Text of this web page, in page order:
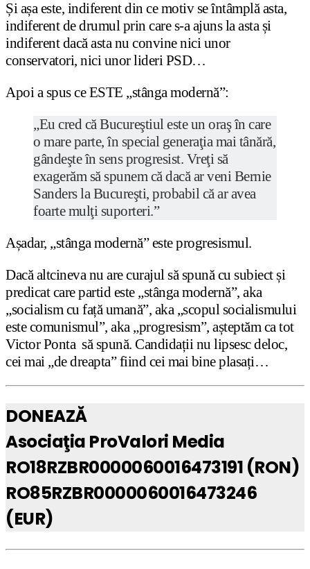
Și așa este, indiferent din ce motiv se întâmplă asta,
indiferent de drumul prin care s-a ajuns la asta și
indiferent dacă asta nu convine nici unor
conservatori, nici unor lideri PSD…
Apoi a spus ce ESTE „stânga modernă”:
„Eu cred că Bucureştiul este un oraş în care
o mare parte, în special generaţia mai tânără,
gândeşte în sens progresist. Vreţi să
exagerăm să spunem că dacă ar veni Bernie
Sanders la Bucureşti, probabil că ar avea
foarte mulţi suporteri.”
Așadar, „stânga modernă” este progresismul.
Dacă altcineva nu are curajul să spună cu subiect și
predicat care partid este „stânga modernă”, aka
„socialism cu față umană”, aka „scopul socialismului
este comunismul”, aka „progresism”, așteptăm ca tot
Victor Ponta să spună. Candidații nu lipsesc deloc,
cei mai „de dreapta” fiind cei mai bine plasați…
DONEAZĂ
Asociaţia ProValori Media
RO18RZBR0000060016473191 (RON)
RO85RZBR0000060016473246
(EUR)